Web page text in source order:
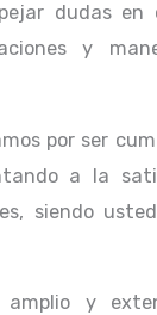
dudas
y
por ser
a la
siendo
amplio y